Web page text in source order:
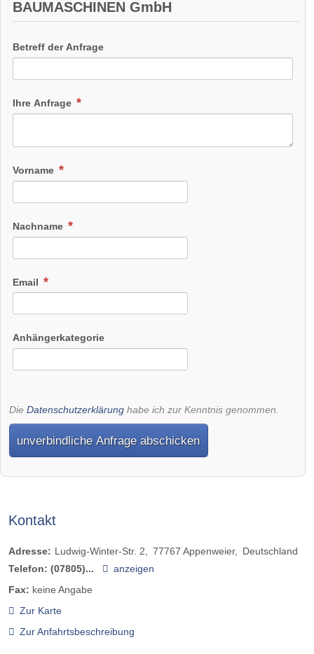
BAUMASCHINEN GmbH
Betreff der Anfrage
Ihre Anfrage
Vorname
Nachname
Email
Anhängerkategorie
Die Datenschutzerklärung habe ich zur Kenntnis genommen.
unverbindliche Anfrage abschicken
Kontakt
Adresse: Ludwig-Winter-Str. 2 77767 Appenweier
Deutschland
Telefon: (07805)...
anzeigen
Fax: keine Angabe
Zur Karte
Zur Anfahrtsbeschreibung